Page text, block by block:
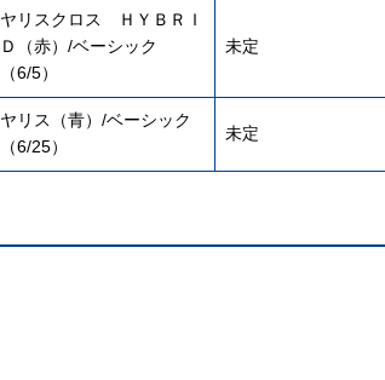
ヤリスクロス ＨＹＢＲＩ
Ｄ（赤）/ベーシック
（6/5）
未定
ヤリス（青）/ベーシック
（6/25）
未定